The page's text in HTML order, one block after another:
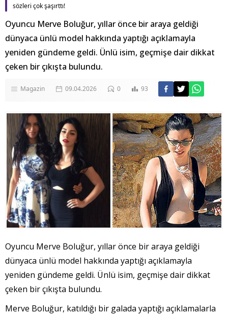
sözleri çok şaşırttı!
Oyuncu Merve Boluğur, yıllar önce bir araya geldiği
dünyaca ünlü model hakkında yaptığı açıklamayla
yeniden gündeme geldi. Ünlü isim, geçmişe dair dikkat
çeken bir çıkışta bulundu.
Magazin 09.04.2026 0 93
Oyuncu Merve Boluğur, yıllar önce bir araya geldiği
dünyaca ünlü model hakkında yaptığı açıklamayla
yeniden gündeme geldi. Ünlü isim, geçmişe dair dikkat
çeken bir çıkışta bulundu.
Merve Boluğur, katıldığı bir galada yaptığı açıklamalarla